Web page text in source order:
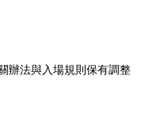
辦法與入場規則保有調整